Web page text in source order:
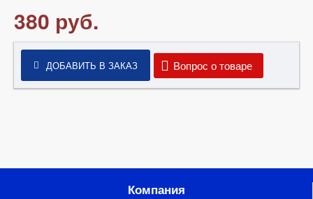
380 руб.
ДОБАВИТЬ В ЗАКАЗ Вопрос о товаре
Компания